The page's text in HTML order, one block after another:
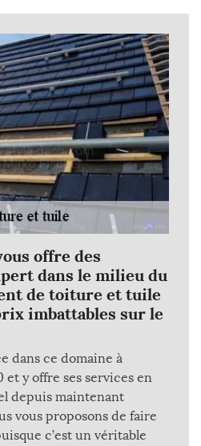
offre des
dans le milieu du
de toiture et tuile
imbattables sur le
dans ce domaine à
et y offre ses services en
depuis maintenant
vous proposons de faire
c’est un véritable